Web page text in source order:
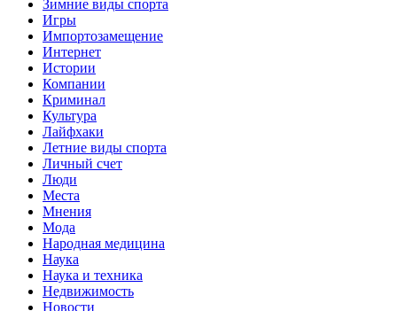
Зимние виды спорта
Игры
Импортозамещение
Интернет
Истории
Компании
Криминал
Культура
Лайфхаки
Летние виды спорта
Личный счет
Люди
Места
Мнения
Мода
Народная медицина
Наука
Наука и техника
Недвижимость
Новости